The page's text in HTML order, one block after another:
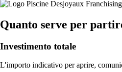
Quanto serve per
Investimento totale
L'importo indicativo per aprire,